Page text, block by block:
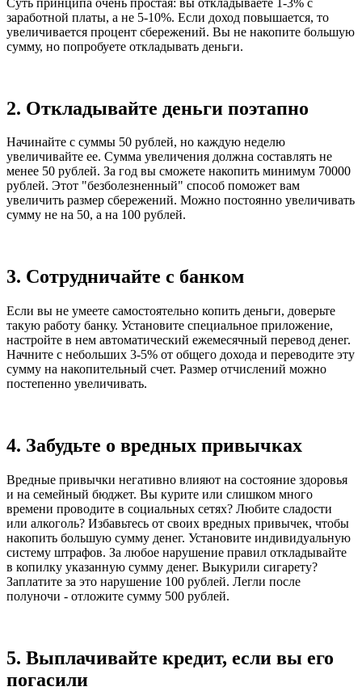
заработной платы, а не 5-10%. Если доход повышается, то
увеличивается процент сбережений. Вы не накопите большую
сумму, но попробуете откладывать деньги.
2. Откладывайте деньги поэтапно
Начинайте с суммы 50 рублей, но каждую неделю
увеличивайте ее. Сумма увеличения должна составлять не
менее 50 рублей. За год вы сможете накопить минимум 70000
рублей. Этот "безболезненный" способ поможет вам
увеличить размер сбережений. Можно постоянно увеличивать
сумму не на 50, а на 100 рублей.
3. Сотрудничайте с банком
Если вы не умеете самостоятельно копить деньги, доверьте
такую работу банку. Установите специальное приложение,
настройте в нем автоматический ежемесячный перевод денег.
Начните с небольших 3-5% от общего дохода и переводите эту
сумму на накопительный счет. Размер отчислений можно
постепенно увеличивать.
4. Забудьте о вредных привычках
Вредные привычки негативно влияют на состояние здоровья
и на семейный бюджет. Вы курите или слишком много
времени проводите в социальных сетях? Любите сладости
или алкоголь? Избавьтесь от своих вредных привычек, чтобы
накопить большую сумму денег. Установите индивидуальную
систему штрафов. За любое нарушение правил откладывайте
в копилку указанную сумму денег. Выкурили сигарету?
Заплатите за это нарушение 100 рублей. Легли после
полуночи - отложите сумму 500 рублей.
5. Выплачивайте кредит, если вы его
погасили